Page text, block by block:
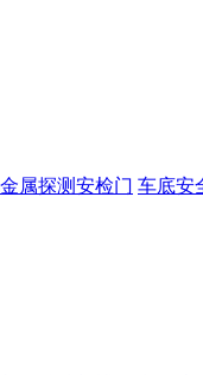
属探测安检门 车底安